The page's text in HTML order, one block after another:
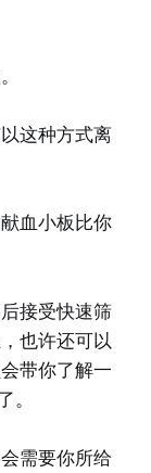
这种方式离
血小板比你
接受快速筛
也许还可以
带你了解一
。
需要你所给